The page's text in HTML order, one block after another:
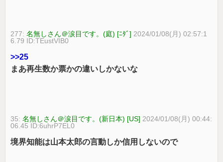
277:名無しさん＠涙目です。(庭) [ﾆﾀﾞ] 2024/01/08(月) 02:57:1
6.79 ID:TEustVIB0
>>25
まあ再生数か票かの違いしかないな
35:名無しさん＠涙目です。(新日本) [US] 2024/01/08(月) 00:44:
06.45 ID:6uhrP7EL0
境界知能は山本太郎の言動しか信用しないので